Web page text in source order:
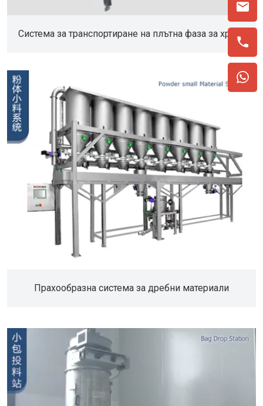
Система за транспортиране на плътна фаза за храна
Прахообразна система за дребни материали